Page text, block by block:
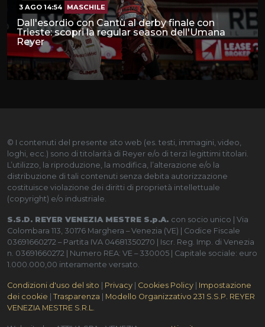
Dall'esordio con Cantù al derby finale con
Trieste: scopri la regular season dell'Umana
Reyer
3 AGO 14:54 MASCHILE
© I contenuti del presente sito web (es. testi, immagini, video,
loghi, ecc.) sono di titolarità di Reyer e/o di terzi legittimi titolari.
L’utilizzo, la riproduzione, la modifica, l’alterazione e/o la
distribuzione di tali contenuti senza debita autorizzazione
costituisce violazione dei diritti di proprietà intellettuale
(copyright) e/o industriale.
S.S.D. REYER VENEZIA MESTRE S.p.A. con socio unico | Via
Colombara 113, 30176 Marghera – Venezia (VE) | Codice Fiscale
03691660272 – Partita IVA 04681350270 | Iscr. Reg. Imp. di Venezia
n. 03691660272 | Numero REA: VE – 330005 | Capitale sociale: euro
1.000.000,00 interamente versato.
Condizioni d'uso del sito Privacy Cookies Policy
Impostazione
dei cookie
Trasparenza
Modello Organizzativo 231 S.S.P. REYER
VENEZIA MESTRE S.R.L.